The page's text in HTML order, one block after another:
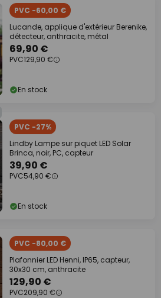
PVC -60,00 €
Lucande, applique d'extérieur Berenike,
détecteur, anthracite, métal
69,90 €
PVC129,90 €
En stock
PVC -27%
Lindby Lampe sur piquet LED Solar
Brinca, noir, PC, capteur
39,90 €
PVC54,90 €
En stock
PVC -80,00 €
Plafonnier LED Henni, IP65, capteur,
30x30 cm, anthracite
129,90 €
PVC209,90 €